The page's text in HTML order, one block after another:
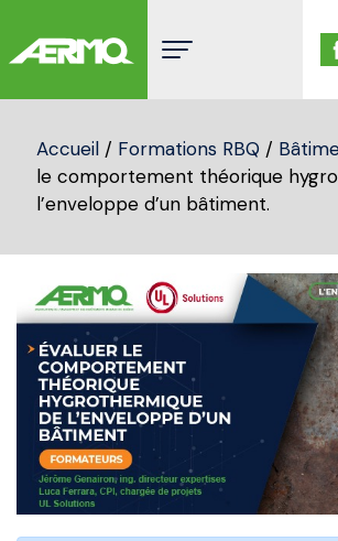
content
Accueil / Formations RBQ /
le comportement théorique
l’enveloppe d’un bâtiment.